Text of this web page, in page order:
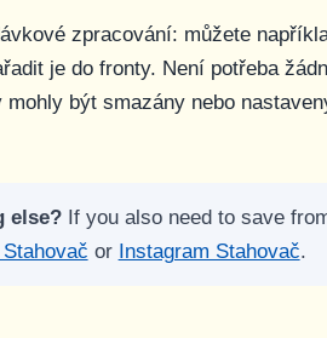
zpracování: můžete
je do fronty. Není potřeba
být smazány nebo
else?If you also need to save
or Instagram Stahovač.